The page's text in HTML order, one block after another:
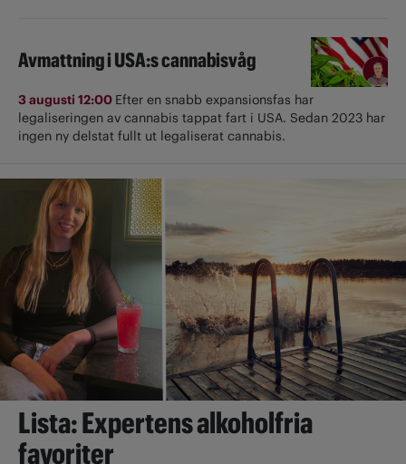
Avmattning i USA:s cannabisvåg
3 augusti 12:00 Efter en snabb expansionsfas har
legaliseringen av cannabis tappat fart i USA. Sedan 2023 har
ingen ny delstat fullt ut ­legaliserat cannabis.
Lista: Expertens alkoholfria
favoriter